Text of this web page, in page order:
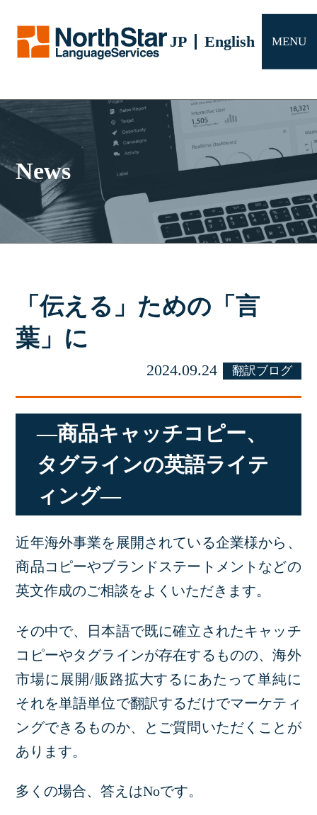
JP English MENU
サービス
会社概要
お問い合わせ
News
「伝える」ための「言
葉」に
2024.09.24 翻訳ブログ
―商品キャッチコピー、
タグラインの英語ライテ
ィング―
近年海外事業を展開されている企業様から、
商品コピーやブランドステートメントなどの
英文作成のご相談をよくいただきます。
その中で、日本語で既に確立されたキャッチ
コピーやタグラインが存在するものの、海外
市場に展開/販路拡大するにあたって単純に
それを単語単位で翻訳するだけでマーケティ
ングできるものか、とご質問いただくことが
あります。
多くの場合、答えはNoです。